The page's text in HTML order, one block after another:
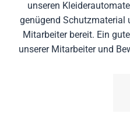
unseren
genügend Schutzmaterial
Mitarbeiter bereit. Ein
unserer Mitarbeiter und